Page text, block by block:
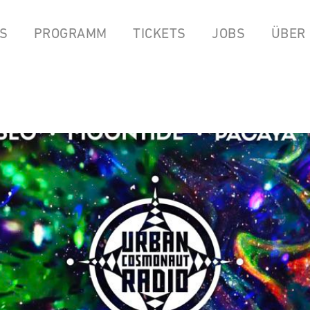
PROGRAMM TICKETS JOBS ÜBER